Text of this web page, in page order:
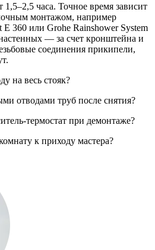
1,5–2,5 часа. Точное время зависит
монтажом, например
E 360 или Grohe Rainshower System
— за счет кронштейна и
соединения прикипели,
на весь стояк?
отводами труб после снятия?
термостат при демонтаже?
к приходу мастера?